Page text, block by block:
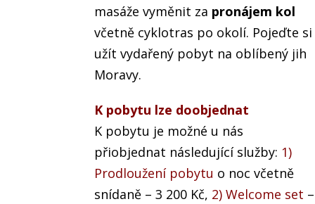
masáže vyměnit za pronájem kol
včetně cyklotras po okolí. Pojeďte si
užít vydařený pobyt na oblíbený jih
Moravy.
K pobytu lze doobjednat
K pobytu je možné u nás
přiobjednat následující služby: 1)
Prodloužení pobytu o noc včetně
snídaně – 3 200 Kč, 2) Welcome set –